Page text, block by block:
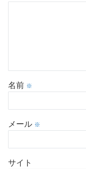
名前 ※
メール ※
サイト